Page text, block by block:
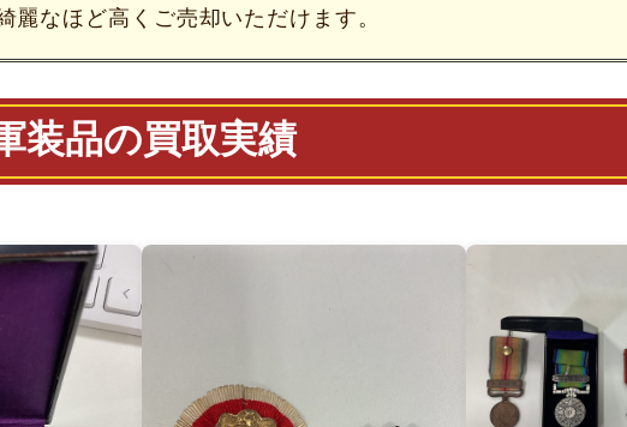
麗なほど⾼くご売却いただけます。
装品の買取実績